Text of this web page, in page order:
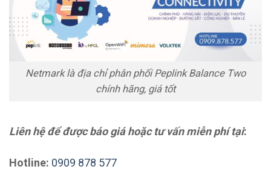
Netmark là địa chỉ phân phối Peplink Balance Two
chính hãng, giá tốt
Liên hệ để được báo giá hoặc tư vấn miễn phí tại:
Hotline: 0909 878 577